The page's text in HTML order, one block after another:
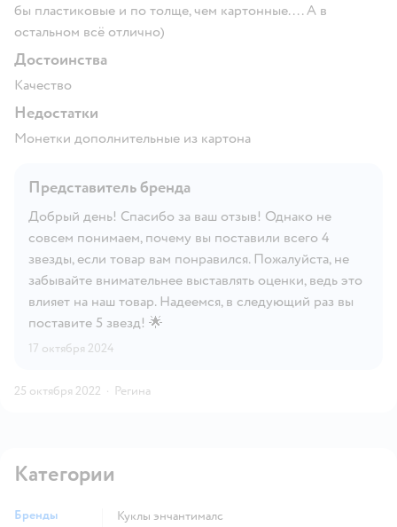
бы пластиковые и по толще, чем картонные.... А в
остальном всё отлично)
Достоинства
Качество
Недостатки
Монетки дополнительные из картона
Представитель бренда
Добрый день! Спасибо за ваш отзыв! Однако не
совсем понимаем, почему вы поставили всего 4
звезды, если товар вам понравился. Пожалуйста, не
забывайте внимательнее выставлять оценки, ведь это
влияет на наш товар. Надеемся, в следующий раз вы
поставите 5 звезд! 🌟
17 октября 2024
25 октября 2022 · Регина
Категории
Бренды
Куклы энчантималс